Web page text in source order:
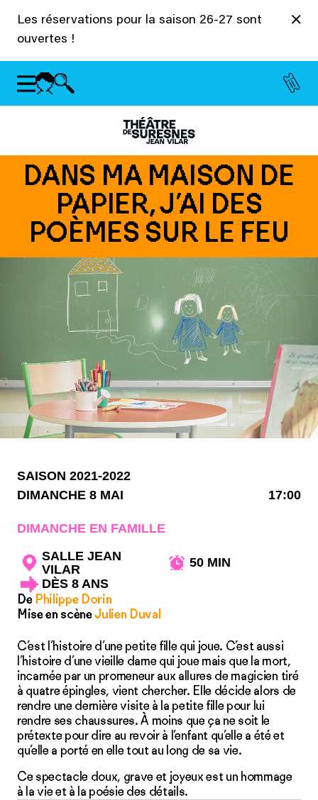
Les réservations pour la saison 26-27 sont
ouvertes !
DANS MA MAISON DE
PAPIER, J’AI DES
POÈMES SUR LE FEU
SAISON 2021-2022
DIMANCHE 8 MAI
17:00
DIMANCHE EN FAMILLE
SALLE JEAN
VILAR
50 MIN
DÈS 8 ANS
De Philippe Dorin
Mise en scèneJulien Duval
C’est l’histoire d’une petite fille qui joue. C’est aussi
l’histoire d’une vieille dame qui joue mais que la mort,
incarnée par un promeneur aux allures de magicien tiré
à quatre épingles, vient chercher. Elle décide alors de
rendre une dernière visite à la petite fille pour lui
rendre ses chaussures. À moins que ça ne soit le
prétexte pour dire au revoir à l’enfant qu’elle a été et
qu’elle a porté en elle tout au long de sa vie.
Ce spectacle doux, grave et joyeux est un hommage
à la vie et à la poésie des détails.